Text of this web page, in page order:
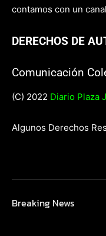
contamos con un
DERECHOS DE
Comunicación
(C) 2022 Diario Plaza
Algunos Derechos
Breaking News